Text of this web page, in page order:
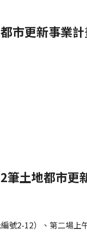
市更新事業
土地都市更
號2-12）、第二場上